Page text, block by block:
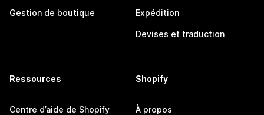
Gestion de boutique Expédition
Devises et traduction
Ressources
Centre d’aide de Shopify
Shopify
À propos